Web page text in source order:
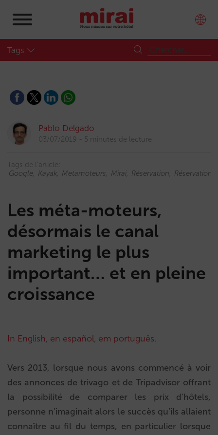
Tags
Pablo Delgado
03/07/2019 5 minutes de lecture
Tags de l'article:
Google
Kayak Metamoteurs Mirai Réservation Réservations
Les méta-moteurs,
désormais le canal
marketing le plus
important… et en pleine
croissance
In English, en español, em português.
Vers 2013, lorsque nous avons commencé à voir
des annonces de trivago et de Tripadvisor offrant
la possibilité de comparer les prix d’hôtels,
personne n’imaginait alors le succès qu’ils allaient
connaître au fil du temps, en particulier lorsque